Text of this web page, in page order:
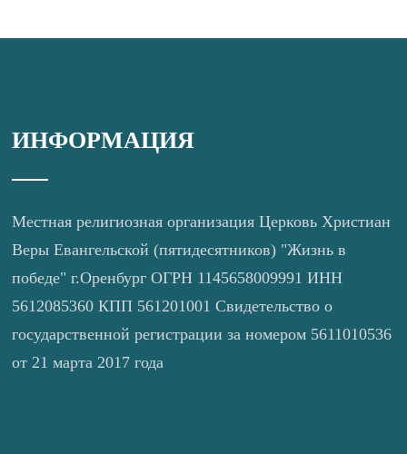
ИНФОРМАЦИЯ
Местная религиозная организация Церковь Христиан
Веры Евангельской (пятидесятников) "Жизнь в
победе" г.Оренбург ОГРН 1145658009991 ИНН
5612085360 КПП 561201001 Свидетельство о
государственной регистрации за номером 5611010536
от 21 марта 2017 года